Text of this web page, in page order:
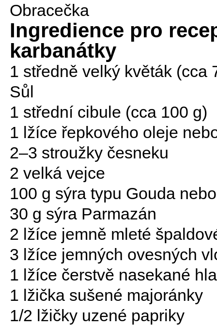
Obracečka
Ingredience pro
karbanátky
1 středně velký květák (cca
Sůl
1 střední cibule (cca 100 g)
1 lžíce řepkového oleje
2–3 stroužky česneku
2 velká vejce
100 g sýra typu Gouda
30 g sýra Parmazán
2 lžíce jemně mleté
3 lžíce jemných ovesných
1 lžíce čerstvě nasekané
1 lžička sušené majoránky
1/2 lžičky uzené papriky